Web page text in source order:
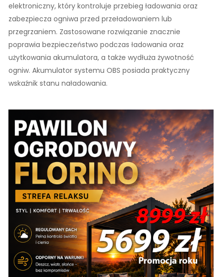
elektroniczny, który kontroluje przebieg ładowania oraz
zabezpiecza ogniwa przed przeładowaniem lub
przegrzaniem. Zastosowane rozwiązanie znacznie
poprawia bezpieczeństwo podczas ładowania oraz
użytkowania akumulatora, a także wydłuża żywotność
ogniw. Akumulator systemu OBS posiada praktyczny
wskaźnik stanu naładowania.